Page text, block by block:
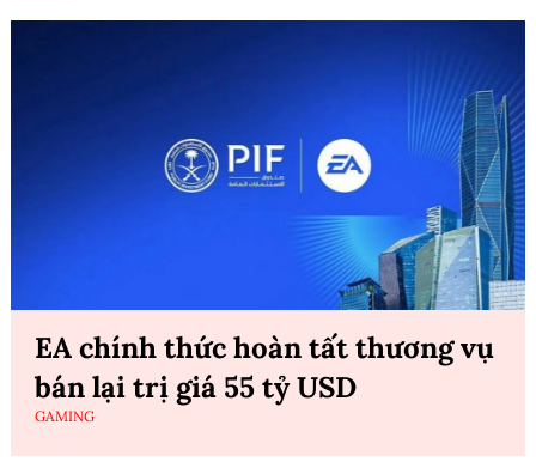
EA chính thức hoàn tất thương vụ
bán lại trị giá 55 tỷ USD
GAMING